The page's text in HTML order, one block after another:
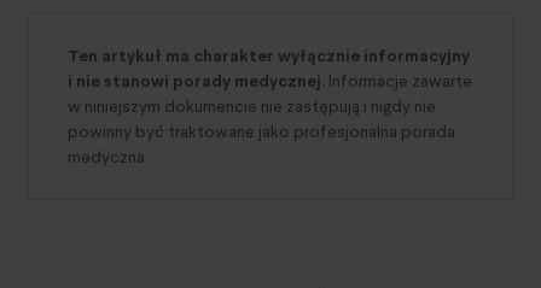
Ten artykuł ma charakter wyłącznie informacyjny
i nie stanowi porady medycznej. Informacje zawarte
w niniejszym dokumencie nie zastępują i nigdy nie
powinny być traktowane jako profesjonalna porada
medyczna.